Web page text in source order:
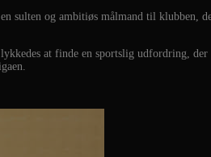
sulten og ambitiøs målmand til klubben,
at finde en sportslig udfordring, der